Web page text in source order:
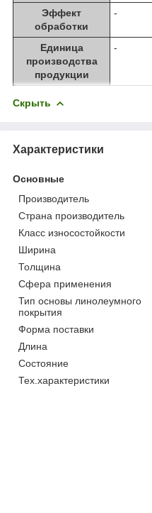
Эффект
обработки
-
Единица
производства
продукции
-
Скрыть
Характеристики
Основные
Производитель
Страна производитель
Класс износостойкости
Ширина
Толщина
Сфера применения
Тип основы линолеумного
покрытия
Форма поставки
Длина
Состояние
Тех.характеристики